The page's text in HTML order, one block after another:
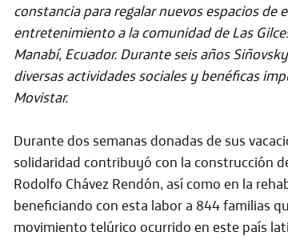
constancia para regalar nuevos espacios de
entretenimiento a la comunidad deLas
Manabí, Ecuador. Durante seis años
diversas actividades sociales y benéficas
Movistar.
Durante dos semanas donadas de sus
solidaridad contribuyó con la construcción
Rodolfo Chávez Rendón, así como en la
beneficiando con esta labor a 844 familias
movimiento telúrico ocurrido en este país